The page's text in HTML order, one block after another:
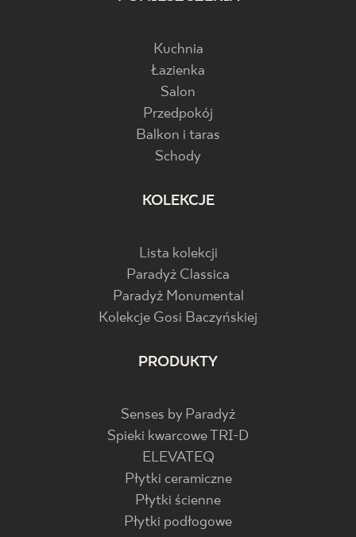
Kuchnia
Łazienka
Salon
Przedpokój
Balkon i taras
Schody
KOLEKCJE
Lista kolekcji
Paradyż Classica
Paradyż Monumental
Kolekcje Gosi Baczyńskiej
PRODUKTY
Senses by Paradyż
Spieki kwarcowe TRI-D
ELEVATEQ
Płytki ceramiczne
Płytki ścienne
Płytki podłogowe